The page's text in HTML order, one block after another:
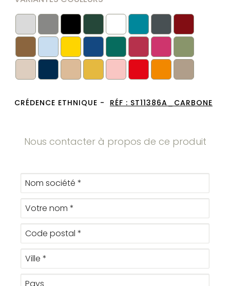
CRÉDENCE ETHNIQUE - RÉF : ST11386A_CARBONE
Nous contacter à propos de ce produit